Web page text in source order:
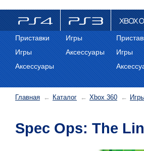
ps4
Приставки
Игры
Аксессуары
PS3
Игры
Аксессуары
Xbox
Игры
Главная Каталог Xbox 360
Spec Ops: The